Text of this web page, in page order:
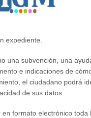
expediente.
una subvención, una
e indicaciones de
el ciudadano podrá
de sus datos.
formato electrónico toda